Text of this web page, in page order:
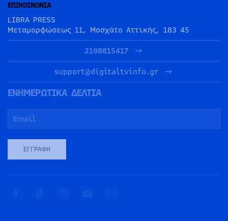
ΕΠΙΚΟΙΝΩΝΙΑ
LIBRA PRESS
Μεταμορφώσεως 11, Μοσχάτο Αττικής, 183 45
2108815417
support@digitaltvinfo.gr
ΕΝΗΜΕΡΩΤΙΚΑ ΔΕΛΤΙΑ
ΕΓΓΡΑΦΉ